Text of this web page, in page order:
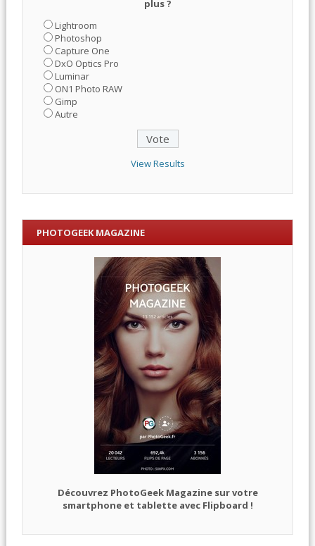
plus ?
Lightroom
Photoshop
Capture One
DxO Optics Pro
Luminar
ON1 Photo RAW
Gimp
Autre
View Results
PHOTOGEEK MAGAZINE
Découvrez PhotoGeek Magazine sur votre
smartphone et tablette avec Flipboard !